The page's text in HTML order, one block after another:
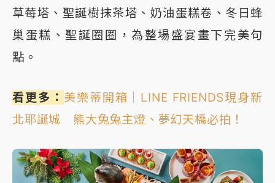
草莓塔、聖誕樹抹茶塔、奶油蛋糕卷、冬日蜂
巢蛋糕、聖誕圈圈，為整場盛宴畫下完美句
點。
看更多： 美樂蒂開箱｜LINE FRIENDS現身新
北耶誕城 熊大兔兔主燈、夢幻天橋必拍！